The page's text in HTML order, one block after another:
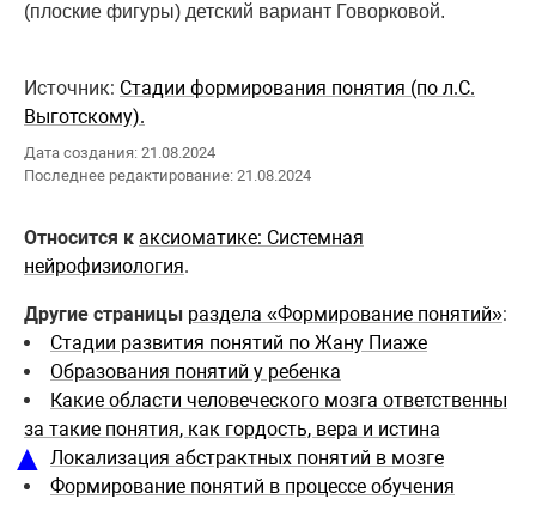
(плоские фигуры) детский вариант Говорковой.
Источник: Стадии формирования понятия (по л.С.
Выготскому).
Дата создания: 21.08.2024
Последнее редактирование: 21.08.2024
Относится к аксиоматике: Системная
нейрофизиология.
Другие страницы раздела «Формирование понятий»:
Стадии развития понятий по Жану Пиаже
Образования понятий у ребенка
Какие области человеческого мозга ответственны
за такие понятия, как гордость, вера и истина
Локализация абстрактных понятий в мозге
Формирование понятий в процессе обучения
▲